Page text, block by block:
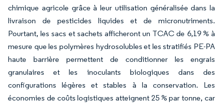
chimique agricole grâce à leur utilisation généralisée dans la
livraison de pesticides liquides et de micronutriments.
Pourtant, les sacs et sachets afficheront un TCAC de 6,19 % à
mesure que les polymères hydrosolubles et les stratifiés PE-PA
haute barrière permettent de conditionner les engrais
granulaires et les inoculants biologiques dans des
configurations légères et stables à la conservation. Les
économies de coûts logistiques atteignent 25 % par tonne, car